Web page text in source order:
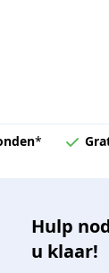
*
Hulp
u klaar!